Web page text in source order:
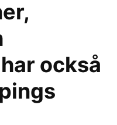
också